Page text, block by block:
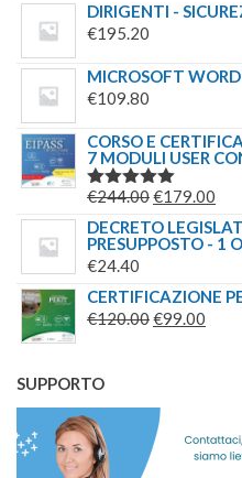
DIRIGENTI -
€195.20
MICROSOFT
€109.80
CORSO E
7 MODULI USER
VALUTATO
€244.00IL
PREZZO
ORIGINALE
€244.00.
€179.00
DECRETO
PRESUPPOSTO - 1
€24.40
CERTIFICAZIONE
€120.00IL
€120.00.
€99.00
SUPPORTO